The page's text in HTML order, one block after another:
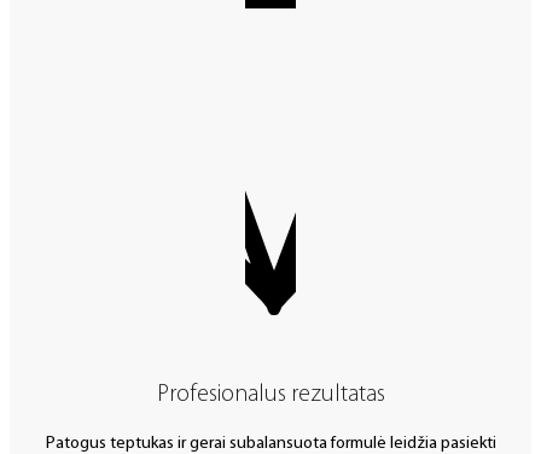
Profesionalus rezultatas
Patogus teptukas ir gerai subalansuota formulė leidžia pasiekti